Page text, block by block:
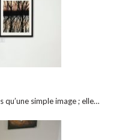
simple image ; elle…